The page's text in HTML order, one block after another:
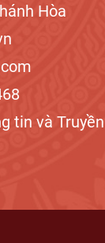
Hòa
tin và